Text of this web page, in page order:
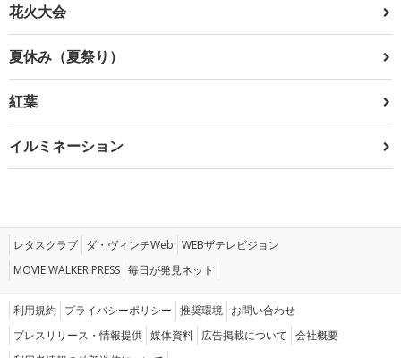
花火大会
夏休み（夏祭り）
紅葉
イルミネーション
レタスクラブ ダ・ヴィンチWeb WEBザテレビジョン
MOVIE WALKER PRESS 毎日が発見ネット
利用規約 プライバシーポリシー 推奨環境 お問い合わせ
プレスリリース・情報提供 媒体資料 広告掲載について 会社概要